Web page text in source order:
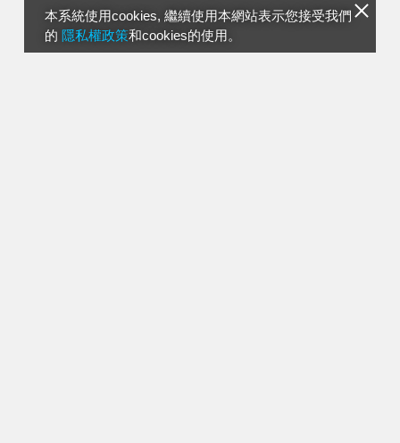
本系統使用cookies, 繼續使用本網站表示您接受我們
的 隱私權政策和cookies的使用。